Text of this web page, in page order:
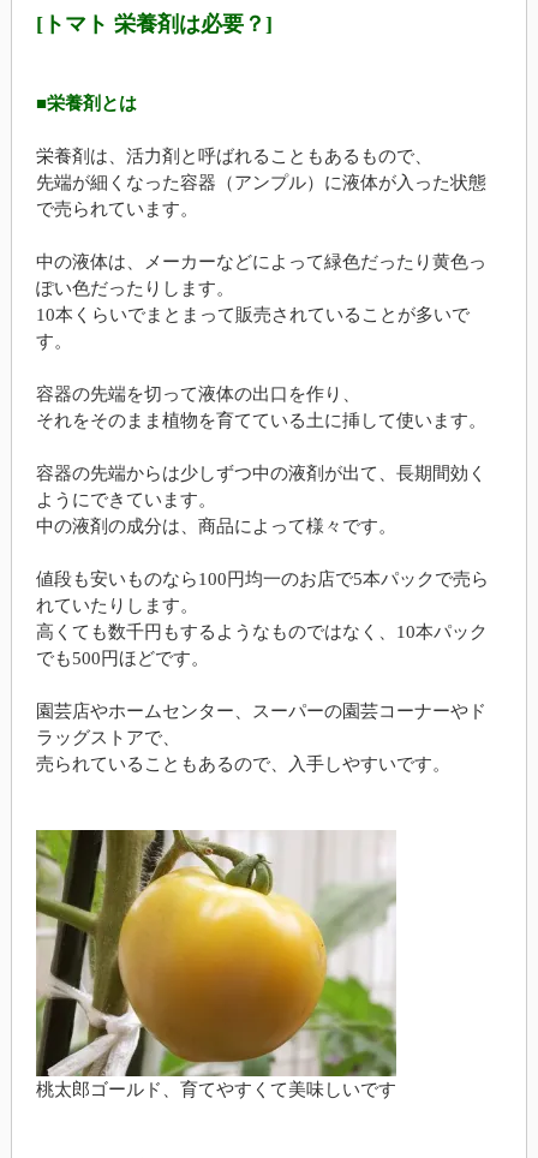
[トマト 栄養剤は必要？]
■栄養剤とは
栄養剤は、活力剤と呼ばれることもあるもので、
先端が細くなった容器（アンプル）に液体が入った状態
で売られています。
中の液体は、メーカーなどによって緑色だったり黄色っ
ぽい色だったりします。
10本くらいでまとまって販売されていることが多いで
す。
容器の先端を切って液体の出口を作り、
それをそのまま植物を育てている土に挿して使います。
容器の先端からは少しずつ中の液剤が出て、長期間効く
ようにできています。
中の液剤の成分は、商品によって様々です。
値段も安いものなら100円均一のお店で5本パックで売ら
れていたりします。
高くても数千円もするようなものではなく、10本パック
でも500円ほどです。
園芸店やホームセンター、スーパーの園芸コーナーやド
ラッグストアで、
売られていることもあるので、入手しやすいです。
桃太郎ゴールド、育てやすくて美味しいです